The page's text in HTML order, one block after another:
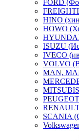
FORD
HINO
HOWO
ISUZU
IVECO
VOLVO
MAN,
SCANIA